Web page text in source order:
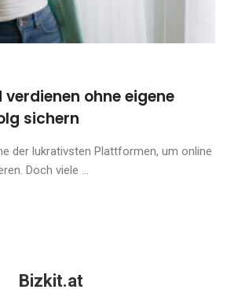
verdienen ohne eigene
sichern
der lukrativsten Plattformen, um online
Doch viele ...
Bizkit.at